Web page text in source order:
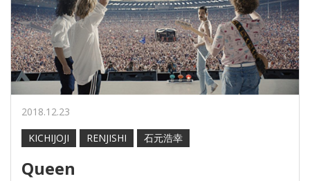
2018.12.23
KICHIJOJI
RENJISHI 石元浩幸
Queen